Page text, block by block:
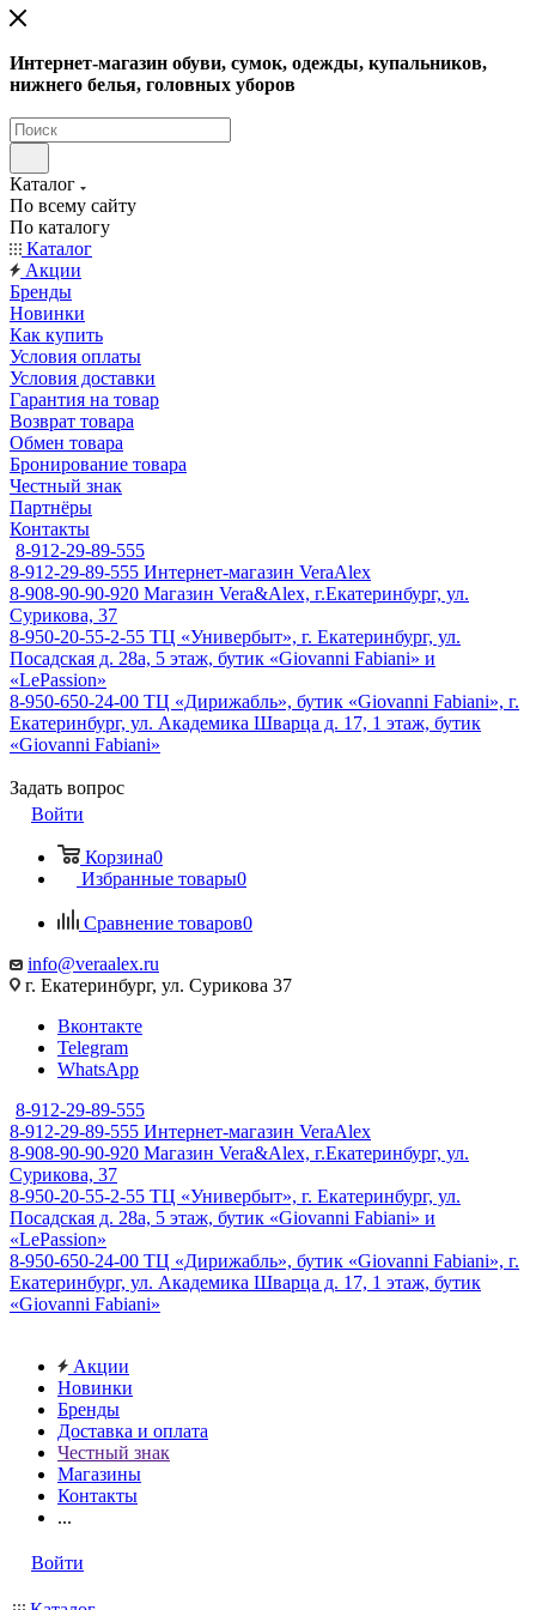
Интернет-магазин обуви, сумок, одежды, купальников,
нижнего белья, головных уборов
Каталог
По всему сайту
По каталогу
Каталог
Акции
Бренды
Новинки
Как купить
Условия оплаты
Условия доставки
Гарантия на товар
Возврат товара
Обмен товара
Бронирование товара
Честный знак
Партнёры
Контакты
8-912-29-89-555
8-912-29-89-555 Интернет-магазин VeraAlex
8-908-90-90-920 Магазин Vera&Alex, г.Екатеринбург, ул.
Сурикова, 37
8-950-20-55-2-55 ТЦ «Универбыт», г. Екатеринбург, ул.
Посадская д. 28а, 5 этаж, бутик «Giovanni Fabiani» и
«LePassion»
8-950-650-24-00 ТЦ «Дирижабль», бутик «Giovanni Fabiani», г.
Екатеринбург, ул. Академика Шварца д. 17, 1 этаж, бутик
«Giovanni Fabiani»
Задать вопрос
Войти
Корзина0
Избранные товары0
Сравнение товаров0
info@veraalex.ru
г. Екатеринбург, ул. Сурикова 37
Вконтакте
Telegram
WhatsApp
8-912-29-89-555
8-912-29-89-555 Интернет-магазин VeraAlex
8-908-90-90-920 Магазин Vera&Alex, г.Екатеринбург, ул.
Сурикова, 37
8-950-20-55-2-55 ТЦ «Универбыт», г. Екатеринбург, ул.
Посадская д. 28а, 5 этаж, бутик «Giovanni Fabiani» и
«LePassion»
8-950-650-24-00 ТЦ «Дирижабль», бутик «Giovanni Fabiani», г.
Екатеринбург, ул. Академика Шварца д. 17, 1 этаж, бутик
«Giovanni Fabiani»
Акции
Новинки
Бренды
Доставка и оплата
Честный знак
Магазины
Контакты
...
Войти